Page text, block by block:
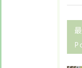
お悩みですか？